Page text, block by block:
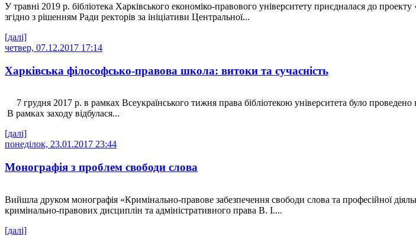
У травні 2019 р. бібліотека Харківського економіко-правового університету приєдналася до
згідно з рішенням Ради ректорів за ініціативи Центральної...
[далі]
четвер, 07.12.2017 17:14
Харківська філософсько-правова школа: витоки та сучасність
7 грудня 2017 р. в рамках Всеукраїнського тижня права бібліотекою університета було
В рамках заходу відбулася...
[далі]
понеділок, 23.01.2017 23:44
Монографія з проблем свободи слова
Вийшла друком монографія «Кримінально-правове забезпечення свободи слова та професійної
кримінально-правових дисциплін та адміністративного права В. І....
[далі]